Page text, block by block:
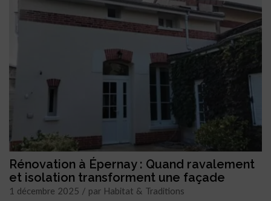
Rénovation à Épernay : Quand ravalement
et isolation transforment une façade
1 décembre 2025 / par Habitat & Traditions